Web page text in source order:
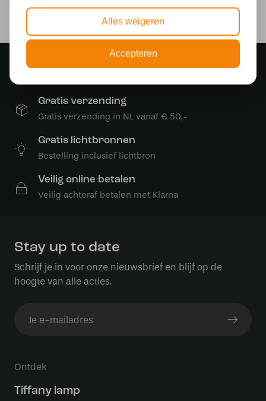
Sfeervolle showroom
Gratis verzending
Gratis verzending in NL vanaf € 50,-
Gratis lichtbronnen
Bestelling inclusief lichtbron
Veilig online betalen
Veilig achteraf betalen met Klarna
Alles weigeren
Accepteren
Stay up to date
Schrijf je in voor onze nieuwsbrief en blijf op de
hoogte van alle acties.
Ontdek
Tiffany lamp